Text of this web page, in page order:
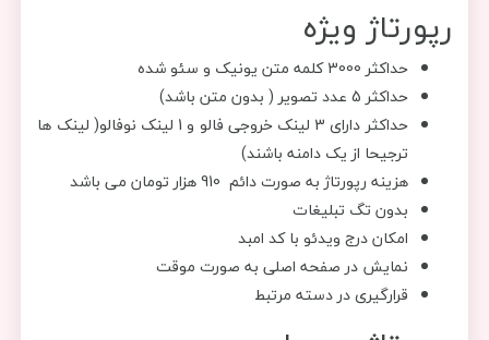
رپورتاژ ویژه
حداکثر 3000 کلمه متن یونیک و سئو شده
حداکثر 5 عدد تصویر ( بدون متن باشد)
حداکثر دارای 3 لینک خروجی فالو و 1 لینک نوفالو( لینک ها
ترجیحا از یک دامنه باشند)
هزینه رپورتاژ به صورت دائم 910 هزار تومان می باشد
بدون تگ تبلیغات
امکان درج ویدئو با کد امبد
نمایش در صفحه اصلی به صورت موقت
قرارگیری در دسته مرتبط